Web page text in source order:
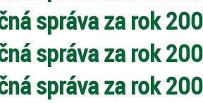
správa za rok
správa za rok
správa za rok